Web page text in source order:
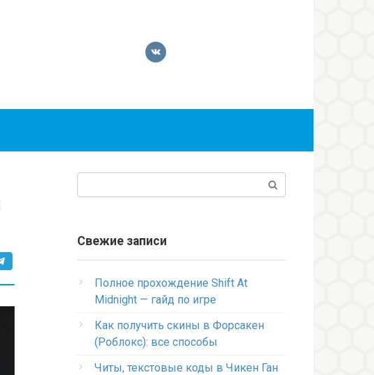
Свежие записи
Полное прохождение Shift At
Midnight — гайд по игре
Как получить скины в Форсакен
(Роблокс): все способы
Читы, текстовые коды в Чикен Ган